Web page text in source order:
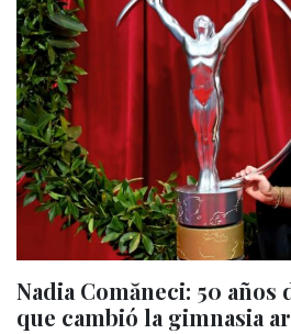
Nadia Comăneci: 50 años
que cambió la gimnasia